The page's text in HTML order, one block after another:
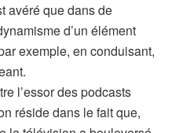
avéré que dans de
d’un élément
exemple, en conduisant,
l’essor des podcasts
réside dans le fait que,